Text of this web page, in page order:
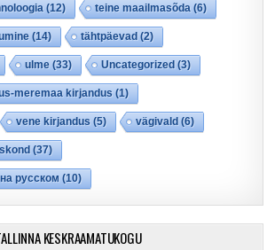
(12) teine maailmasõda (6)
(14) tähtpäevad (2)
ulme (33) Uncategorized (3)
meremaa kirjandus (1)
vene kirjandus (5) vägivald (6)
(37)
русском (10)
KESKRAAMATUKOGU